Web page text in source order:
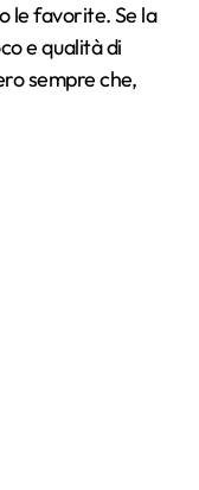
le favorite. Se la
e qualità di
sempre che,